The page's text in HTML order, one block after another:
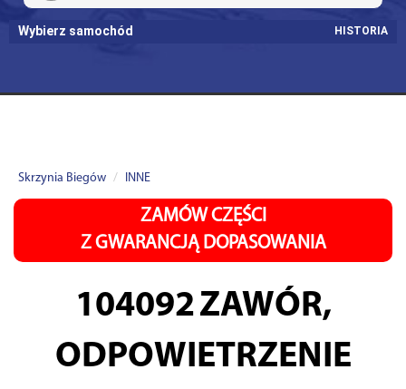
Wybierz samochód HISTORIA
Skrzynia Biegów INNE
ZAMÓW CZĘŚCI
Z GWARANCJĄ DOPASOWANIA
104092ZAWÓR,
ODPOWIETRZENIE